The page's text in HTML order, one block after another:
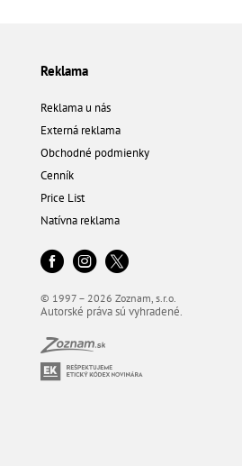
Reklama
Reklama u nás
Externá reklama
Obchodné podmienky
Cenník
Price List
Natívna reklama
© 1997 – 2026 Zoznam, s.r.o.
Autorské práva sú vyhradené.